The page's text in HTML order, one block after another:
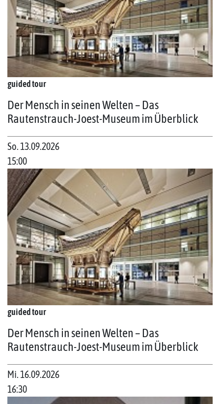
guided tour
Der Mensch in seinen Welten – Das
Rautenstrauch-Joest-Museum im Überblick
So. 13.09.2026
15:00
guided tour
Der Mensch in seinen Welten – Das
Rautenstrauch-Joest-Museum im Überblick
Mi. 16.09.2026
16:30